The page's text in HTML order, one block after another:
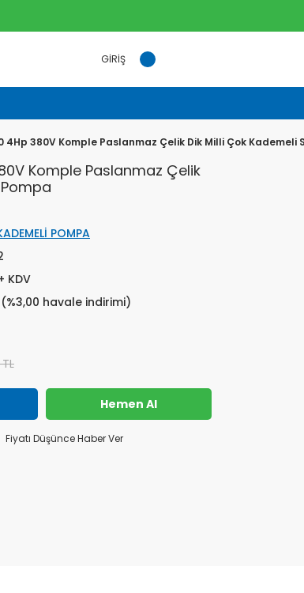
GİRİŞ
4Hp 380V Komple Paslanmaz Çelik Dik Milli Çok
Komple Paslanmaz Çelik
POMPA
KDV
(%3,00 havale indirimi)
Hemen Al
Fiyatı Düşünce Haber Ver